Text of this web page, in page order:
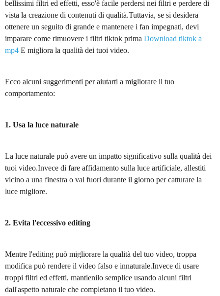
bellissimi filtri ed effetti, esso'è facile perdersi nei filtri e perdere di
vista la creazione di contenuti di qualità.Tuttavia, se si desidera
ottenere un seguito di grande e mantenere i fan impegnati, devi
imparare come rimuovere i filtri tiktok prima Download tiktok a
mp4 E migliora la qualità dei tuoi video.
Ecco alcuni suggerimenti per aiutarti a migliorare il tuo
comportamento:
1. Usa la luce naturale
La luce naturale può avere un impatto significativo sulla qualità dei
tuoi video.Invece di fare affidamento sulla luce artificiale, allestiti
vicino a una finestra o vai fuori durante il giorno per catturare la
luce migliore.
2. Evita l'eccessivo editing
Mentre l'editing può migliorare la qualità del tuo video, troppa
modifica può rendere il video falso e innaturale.Invece di usare
troppi filtri ed effetti, mantienilo semplice usando alcuni filtri
dall'aspetto naturale che completano il tuo video.